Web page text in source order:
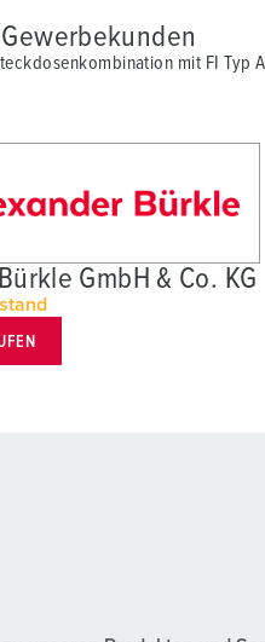
h
l
mit FI Typ
GmbH & Co. KG